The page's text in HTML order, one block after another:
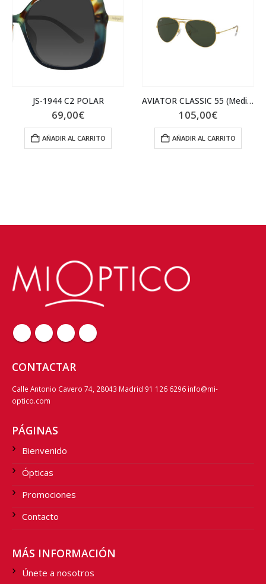
JS-1944 C2 POLAR
69,00€
AÑADIR AL CARRITO
AVIATOR CLASSIC 55 (Medium)
105,00€
AÑADIR AL CARRITO
CONTACTAR
Calle Antonio Cavero 74, 28043 Madrid 91 126 6296 info@mi-
optico.com
PÁGINAS
Bienvenido
Ópticas
Promociones
Contacto
MÁS INFORMACIÓN
Únete a nosotros